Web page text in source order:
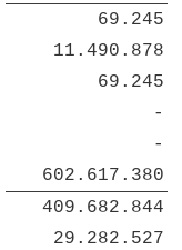
69.245
11.490.878
69.245
-
-
602.617.380
409.682.844
29.282.527